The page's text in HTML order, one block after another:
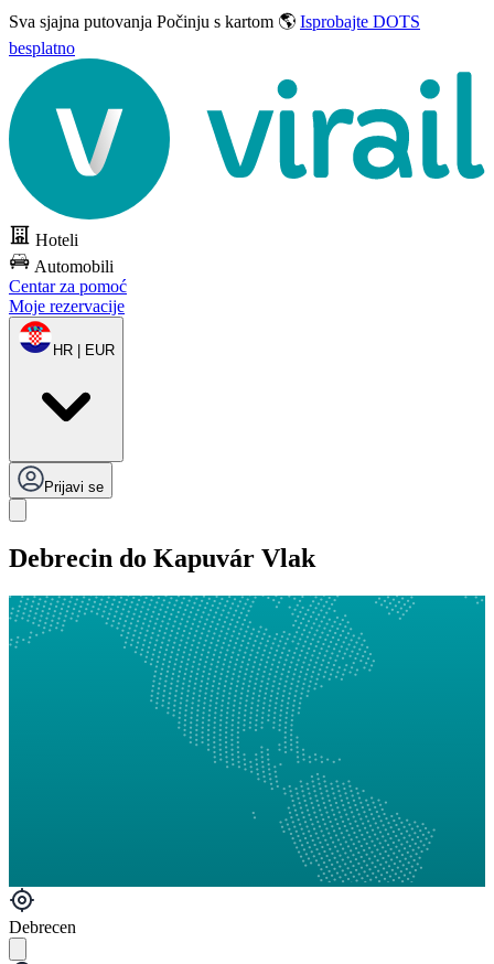
Sva sjajna putovanja Počinju s kartom 🌎 Isprobajte DOTS
besplatno
Hoteli
Automobili
Centar za pomoć
Moje rezervacije
HR | EUR
Prijavi se
Debrecin do Kapuvár Vlak
Debrecen